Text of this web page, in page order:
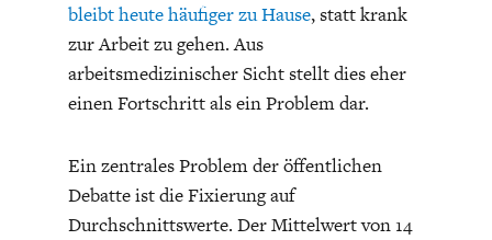
bleibt heute häufiger zu Hause, statt krank
zur Arbeit zu gehen. Aus
arbeitsmedizinischer Sicht stellt dies eher
einen Fortschritt als ein Problem dar.
Ein zentrales Problem der öffentlichen
Debatte ist die Fixierung auf
Durchschnittswerte. Der Mittelwert von 14